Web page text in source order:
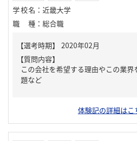
学校名 ： 近畿大学
職種 ： 総合職
【質問内容】
この会社を希望する理由やこの業
題など
体験記の詳細はこ